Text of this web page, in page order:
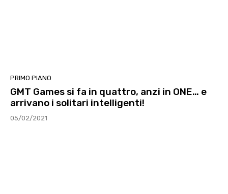
PRIMO PIANO
GMT Games si fa in quattro, anzi in ONE… e
arrivano i solitari intelligenti!
05/02/2021